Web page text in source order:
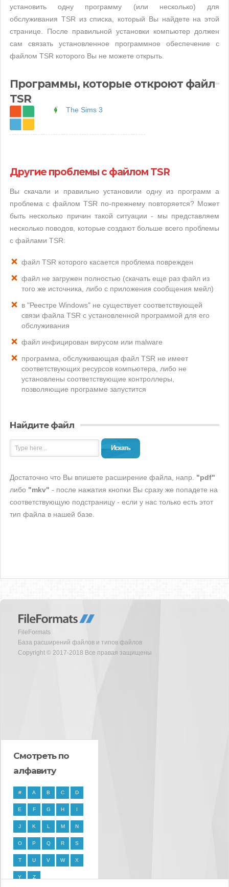
установить одну программу (или несколько) для
обслуживания TSR из списка, который Вы найдете на этой
странице. После правильной установки компьютер должен
сам связать установленное программное обеспечение с
файлом TSR которого Вы не можете открыть.
Программы, которые откроют файл
TSR
The Sims 3
Другие проблемы с файлом TSR
Вы скачали и правильно установили одну из программ а
проблема с файлом TSR по-прежнему повторяется? Может
быть несколько причин такой ситуации - мы представляем
несколько поводов, которые создают больше всего проблемы
с файлами TSR:
файл TSR которого касается проблема поврежден
файл не загружен полностью (скачать еще раз файл из
того же источника, либо с приложения сообщения мейл)
в "Реестре Windows" не существует соответствующей
связи файла TSR с установленной программой для его
обслуживания
файл инфицирован вирусом или malware
программа, обслуживающая файл TSR не имеет
соответствующих ресурсов компьютера, либо не
установлены соответствующие контроллеры,
позволяющие программе запустится
Найдите файл
Искать
Достаточно что Вы впишете расширение файла, напр. "pdf"
либо "mkv" - после нажатия кнопки Вы сразу же попадете на
соответствующую подстраницу - если у нас только есть этот
тип файла в нашей базе.
FileFormats
База расширений файлов и типов файлов
Copyright © 2017-2018 Все правая защищены
Смотреть по
алфавиту
# A B C D
E F G H I
J K L M N
O P Q R S
T U V W X
Y Z